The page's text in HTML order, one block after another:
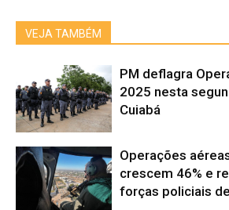
VEJA TAMBÉM
PM deflagra
2025 nesta
Cuiabá
Operações
crescem 46% e
forças policiais